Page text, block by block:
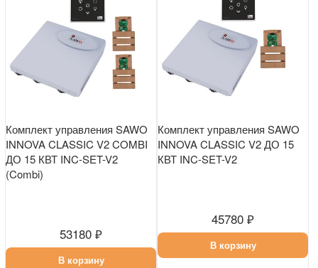
Комплект управления SAWO
INNOVA CLASSIC V2 COMBI
ДО 15 КВТ INC-SET-V2
(Combi)
53180 ₽
В корзину
Комплект управления SAWO
INNOVA CLASSIC V2 ДО 15
КВТ INC-SET-V2
45780 ₽
В корзину